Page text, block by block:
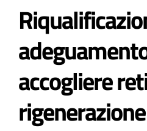
accogliere